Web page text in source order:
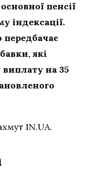
пенсії
індексації.
передбачає
які
на 35
IN.UA.